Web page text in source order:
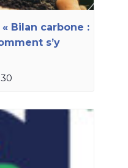
Bilan carbone :
s’y